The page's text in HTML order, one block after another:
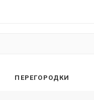
ПЕРЕГОРОДКИ